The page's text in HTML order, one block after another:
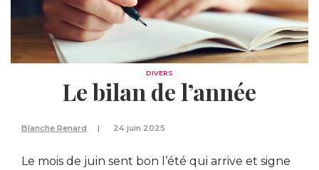
DIVERS
Le bilan de l’année
Blanche Renard 24 juin 2025
Le mois de juin sent bon l’été qui arrive et signe